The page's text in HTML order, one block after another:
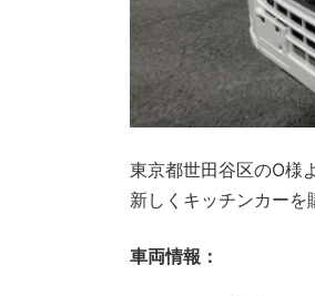
東京都世田谷区のO様
新しくキッチンカーを
車両情報：